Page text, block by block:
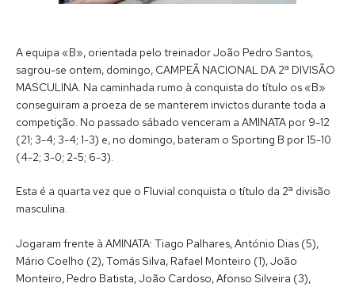
A equipa «B», orientada pelo treinador João Pedro Santos,
sagrou-se ontem, domingo, CAMPEÃ NACIONAL DA 2ª DIVISÃO
MASCULINA. Na caminhada rumo à conquista do título os «B»
conseguiram a proeza de se manterem invictos durante toda a
competição. No passado sábado venceram a AMINATA por 9-12
(21; 3-4; 3-4; 1-3) e, no domingo, bateram o Sporting B por 15-10
(4-2; 3-0; 2-5; 6-3).
Esta é a quarta vez que o Fluvial conquista o título da 2ª divisão
masculina.
Jogaram frente à AMINATA: Tiago Palhares, António Dias (5),
Mário Coelho (2), Tomás Silva, Rafael Monteiro (1), João
Monteiro, Pedro Batista, João Cardoso, Afonso Silveira (3),